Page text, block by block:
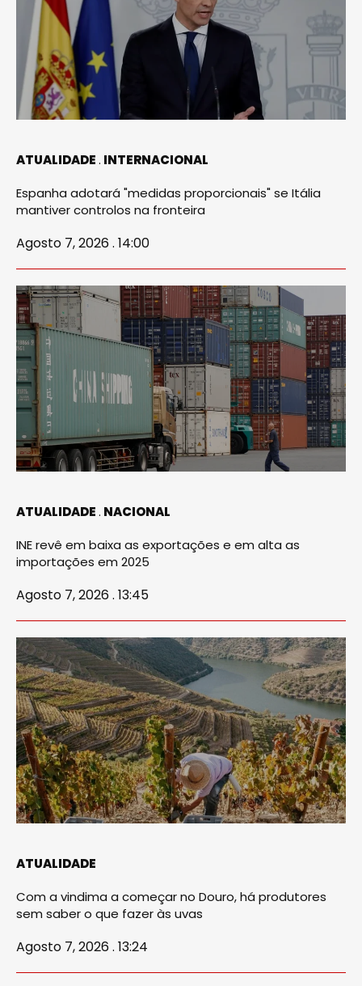
ATUALIDADE INTERNACIONAL
Espanha adotará "medidas proporcionais" se Itália
mantiver controlos na fronteira
Agosto 7, 2026 . 14:00
ATUALIDADE NACIONAL
INE revê em baixa as exportações e em alta as
importações em 2025
Agosto 7, 2026 . 13:45
ATUALIDADE
Com a vindima a começar no Douro, há produtores
sem saber o que fazer às uvas
Agosto 7, 2026 . 13:24